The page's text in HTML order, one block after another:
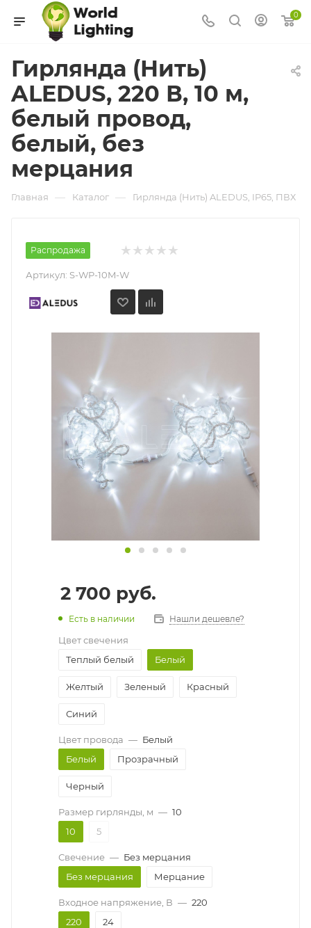
0
Гирлянда (Нить)
ALEDUS, 220 В, 10 м,
белый провод,
белый, без
мерцания
Главная — Каталог — Гирлянда (Нить) ALEDUS, IP65, ПВХ
Распродажа
Артикул: S-WP-10M-W
2 700 руб.
Есть в наличии Нашли дешевле?
Цвет свечения
Теплый белый
Белый
Желтый Зеленый Красный
Синий
Цвет провода — Белый
Белый
Прозрачный
Черный
Размер гирлянды, м — 10
10
5
Свечение — Без мерцания
Без мерцания
Мерцание
Входное напряжение, В — 220
220
24